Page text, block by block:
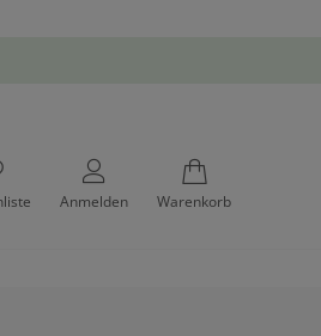
Anmelden Warenkorb